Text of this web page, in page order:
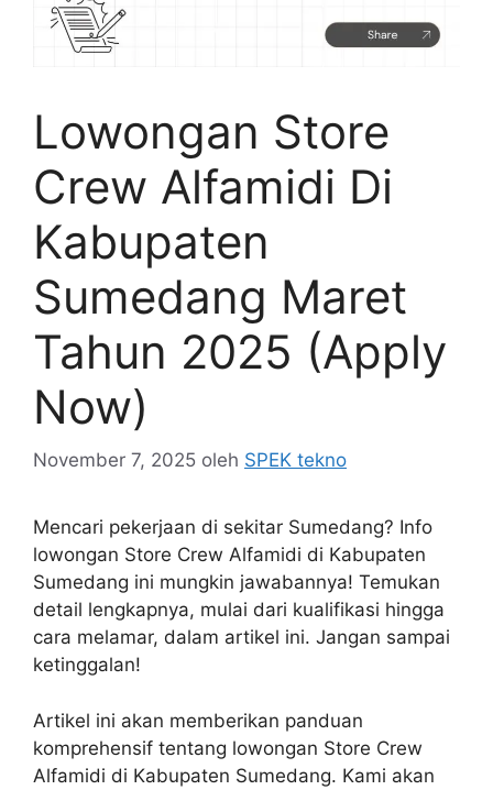
Lowongan Store
Crew Alfamidi Di
Kabupaten
Sumedang Maret
Tahun 2025 (Apply
Now)
November 7, 2025 oleh SPEK tekno
Mencari pekerjaan di sekitar Sumedang? Info
lowongan Store Crew Alfamidi di Kabupaten
Sumedang ini mungkin jawabannya! Temukan
detail lengkapnya, mulai dari kualifikasi hingga
cara melamar, dalam artikel ini. Jangan sampai
ketinggalan!
Artikel ini akan memberikan panduan
komprehensif tentang lowongan Store Crew
Alfamidi di Kabupaten Sumedang. Kami akan